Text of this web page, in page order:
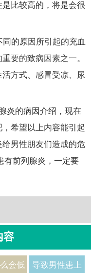
比较高的，将是会很
的原因所引起的充血
要的致病因素之一。
方式、感冒受凉、尿
炎的病因介绍，现在
希望以上内容能引起
男性朋友们造成的危
有前列腺炎，一定要
容
会低 导致男性患上